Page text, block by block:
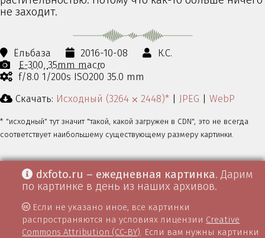
не заходит.
Ёльбаза 2016-10-08
К.С.
E-300 35mm macro
f/8.0 1/200s ISO200 35.0 mm
Скачать: Исходный (3264 ⨉ 2448)* | JPEG | WebP
* "исходный" тут значит "такой, какой загружен в CDN", это не всегда
соответствует наибольшему существующему размеру картинки.
dxfoto.ru – ежедневная картинка. Дарим
по картинке в день из наших архивов.
Если не указано иное, все картинки
распространяются на условиях лицензии Creative
Commons Attribution (CC-BY) . Если вам нужны картинки